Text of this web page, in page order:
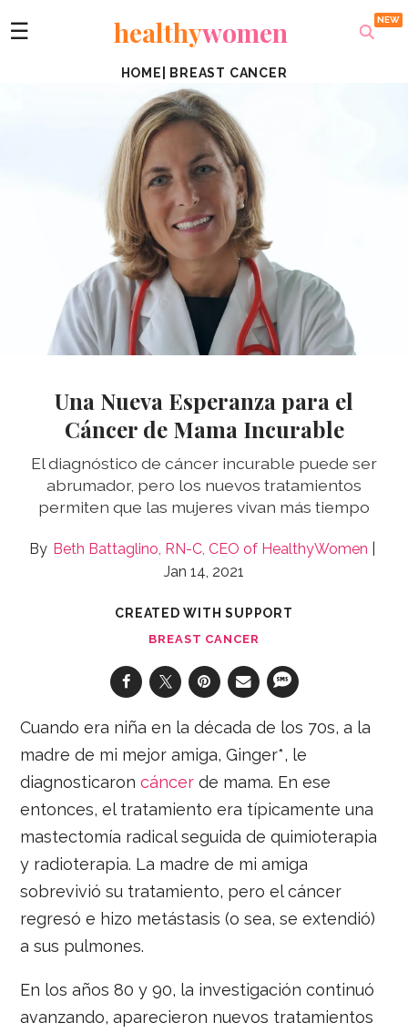
☰ healthywomen
HOME BREAST CANCER
Una Nueva Esperanza para el
Cáncer de Mama Incurable
El diagnóstico de cáncer incurable puede ser
abrumador, pero los nuevos tratamientos
permiten que las mujeres vivan más tiempo
Beth Battaglino, RN-C, CEO of HealthyWomen
Jan 14, 2021
CREATED WITH SUPPORT
BREAST CANCER
Cuando era niña en la década de los 70s, a la
madre de mi mejor amiga, Ginger*, le
diagnosticaroncáncer de mama. En ese
entonces, el tratamiento era típicamente una
mastectomía radical seguida de quimioterapia
y radioterapia. La madre de mi amiga
sobrevivió su tratamiento, pero el cáncer
regresó e hizo metástasis (o sea, se extendió)
a sus pulmones.
En los años 80 y 90, la investigación continuó
avanzando, aparecieron nuevos tratamientos